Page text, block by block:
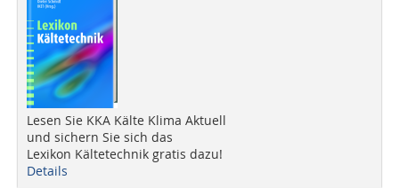
Lesen Sie KKA Kälte Klima Aktuell
und sichern Sie sich das
Lexikon Kältetechnik gratis dazu!
Details